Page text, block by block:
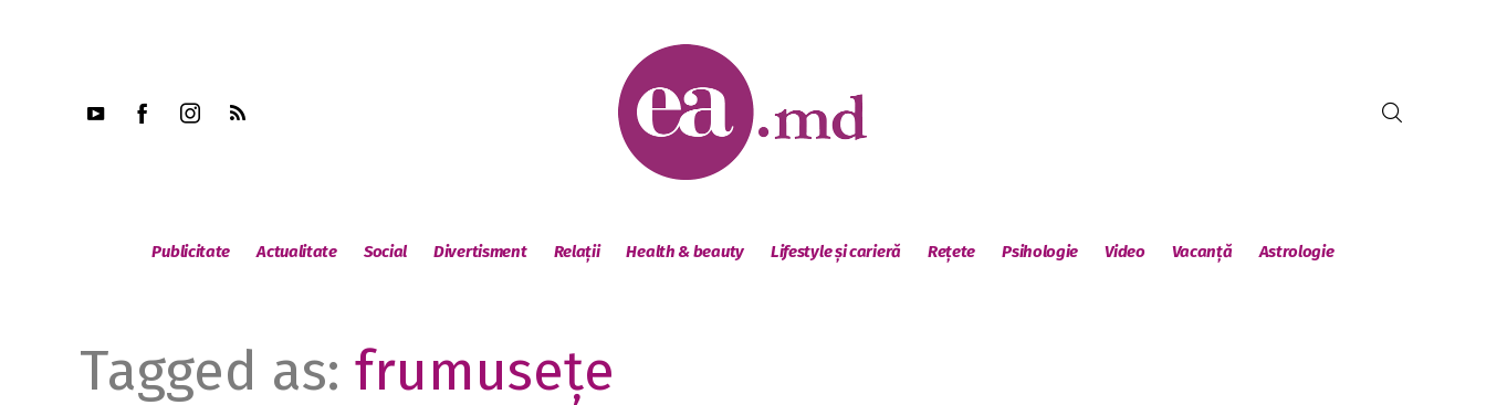
Publicitate Actualitate Social Divertisment Relații Health & beauty Lifestyle și carieră Rețete Psihologie Video Vacanță Astrologie
Tagged as: frumusețe